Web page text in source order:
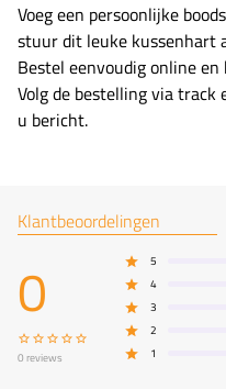
Voeg een persoonlijke
stuur dit leuke kussenhart
Bestel eenvoudig online
Volg de bestelling via track
u bericht.
Klantbeoordelingen
0
0 reviews
5
4
3
2
1